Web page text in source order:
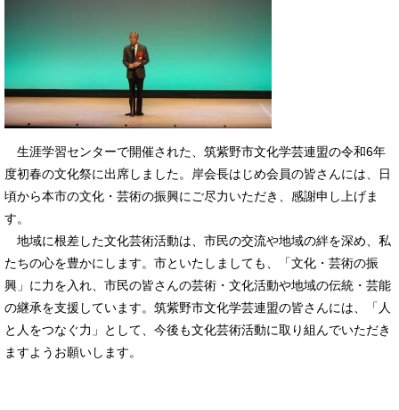
生涯学習センターで開催された、筑紫野市文化学芸連盟の令和6年
度初春の文化祭に出席しました。岸会長はじめ会員の皆さんには、日
頃から本市の文化・芸術の振興にご尽力いただき、感謝申し上げま
す。
地域に根差した文化芸術活動は、市民の交流や地域の絆を深め、私
たちの心を豊かにします。市といたしましても、「文化・芸術の振
興」に力を入れ、市民の皆さんの芸術・文化活動や地域の伝統・芸能
の継承を支援しています。筑紫野市文化学芸連盟の皆さんには、「人
と人をつなぐ力」として、今後も文化芸術活動に取り組んでいただき
ますようお願いします。